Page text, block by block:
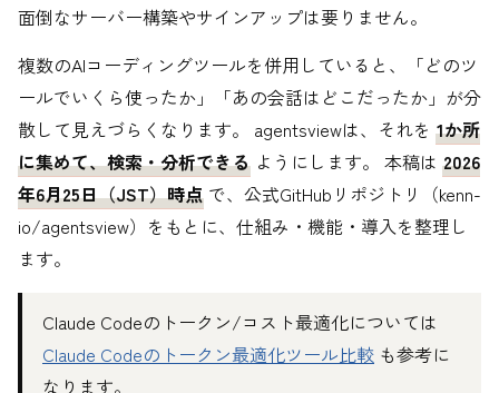
面倒なサーバー構築やサインアップは要りません。
複数のAIコーディングツールを併用していると、「どのツ
ールでいくら使ったか」「あの会話はどこだったか」が分
散して見えづらくなります。 agentsviewは、それを 1か所
に集めて、検索・分析できる ようにします。 本稿は 2026
年6月25日（JST）時点 で、公式GitHubリポジトリ（kenn-
io/agentsview）をもとに、仕組み・機能・導入を整理し
ます。
Claude Codeのトークン/コスト最適化については
Claude Codeのトークン最適化ツール比較 も参考に
なります。